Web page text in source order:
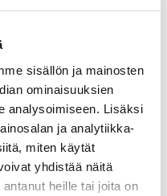
sisällön ja mainosten
ominaisuuksien
analysoimiseen. Lisäksi
ja analytiikka-
miten käytät
yhdistää näitä
heille tai joita on
Vaajasalmen
Ohjaaja Jukka Virtala.
Vaajasalmen